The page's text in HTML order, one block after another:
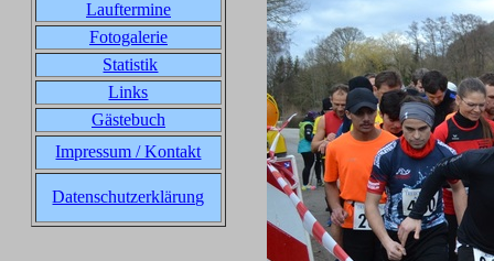
Lauftermine
Fotogalerie
Statistik
Links
Gästebuch
Impressum / Kontakt
Datenschutzerklärung